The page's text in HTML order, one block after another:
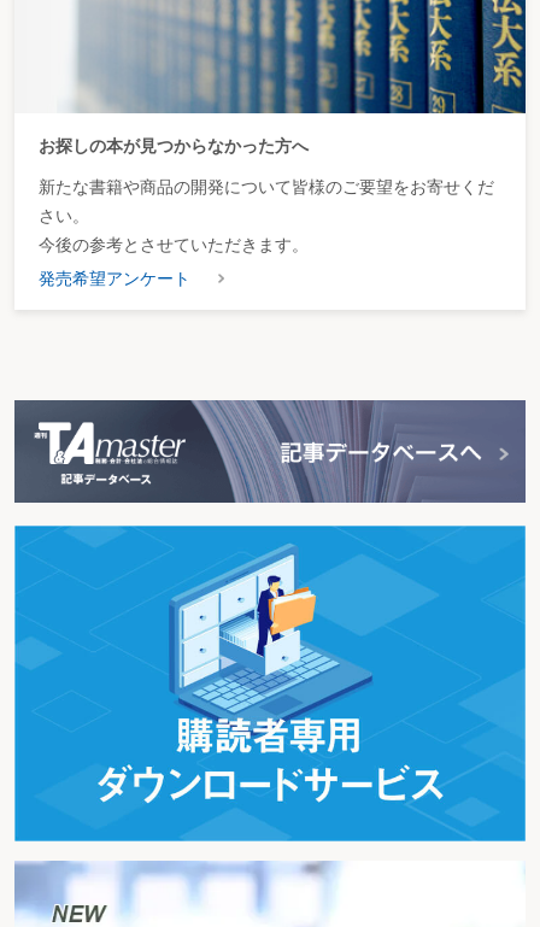
お探しの本が見つからなかった方へ
新たな書籍や商品の開発について皆様のご要望をお寄せくだ
さい。
今後の参考とさせていただきます。
発売希望アンケート